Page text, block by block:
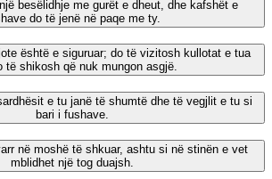
besëlidhje me gurët e dheut, dhe kafshët e
do të jenë në paqe me ty.
është e siguruar; do të vizitosh kullotat e tua
të shikosh që nuk mungon asgjë.
e tu janë të shumtë dhe të vegjlit e tu si
bari i fushave.
në moshë të shkuar, ashtu si në stinën e vet
mblidhet një tog duajsh.